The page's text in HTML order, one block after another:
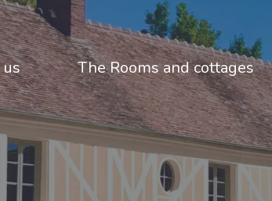
The Rooms and cottages